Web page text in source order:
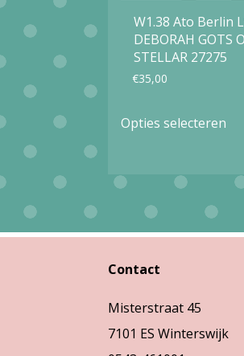
W1.38 Ato Berlin
DEBORAH GOTS
STELLAR 27275
€35,00
Opties selecteren
Contact
Misterstraat 45
7101 ES Winterswijk